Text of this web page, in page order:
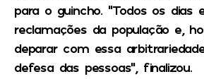
para o guincho. “Todos os dias
reclamações da população e,
deparar com essa
defesa das pessoas”, finalizou.